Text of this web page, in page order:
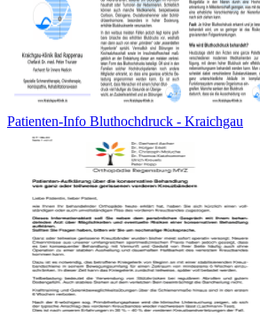
Patienten-Info Bluthochdruck - Kraichgau